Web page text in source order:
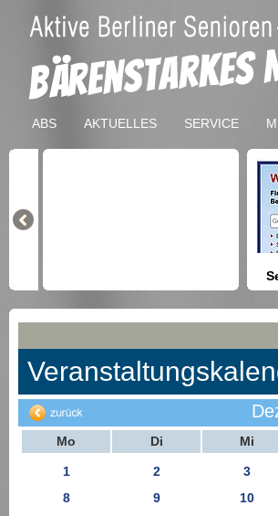
ABS AKTUELLES SERVICE
Mo Di Mi
1 2 3
8
9 10